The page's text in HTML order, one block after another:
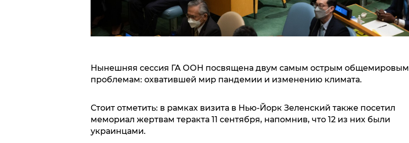
Нынешняя сессия ГА ООН посвящена двум самым острым общемировым
проблемам: охватившей мир пандемии и изменению климата.
Стоит отметить: в рамках визита в Нью-Йорк Зеленский также посетил
мемориал жертвам теракта 11 сентября, напомнив, что 12 из них были
украинцами.